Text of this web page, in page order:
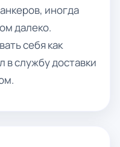
иногда
далеко.
себя как
в службу доставки